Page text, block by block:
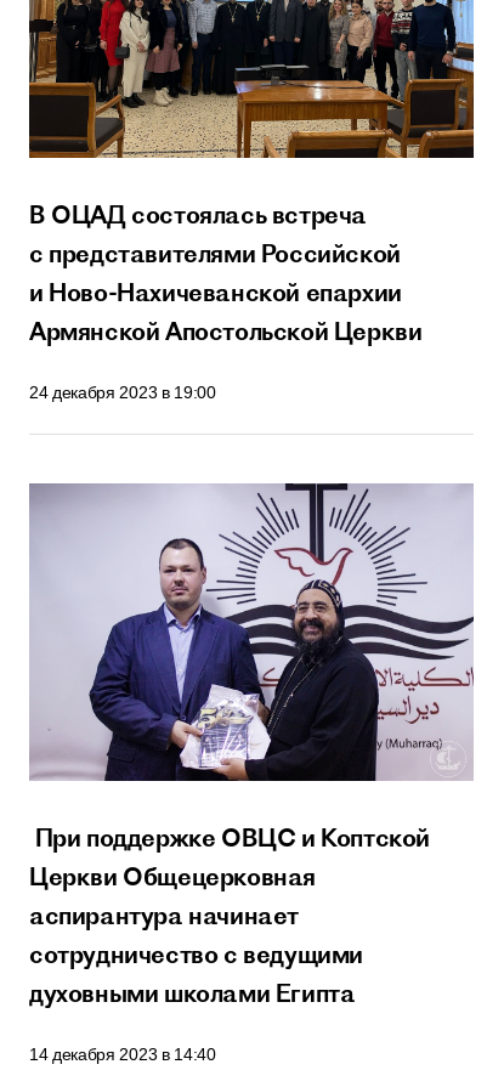
В ОЦАД состоялась встреча
с представителями Российской
и Ново-Нахичеванской епархии
Армянской Апостольской Церкви
24 декабря 2023 в 19:00
При поддержке ОВЦС и Коптской
Церкви Общецерковная
аспирантура начинает
сотрудничество с ведущими
духовными школами Египта
14 декабря 2023 в 14:40